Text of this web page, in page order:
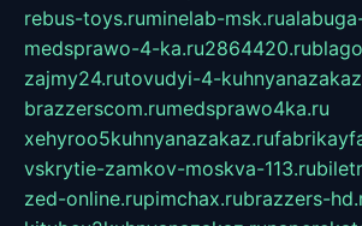
rebus-toys.ruminelab-msk.ru
medsprawo-4-ka.ru2864420.ru
zajmy24.rutovudyi-4-
brazzerscom.rumedsprawo4ka.ru
xehyroo5kuhnyanazakaz.ru
vskrytie-zamkov-moskva-113.ru
zed-online.rupimchax.rubrazzers-